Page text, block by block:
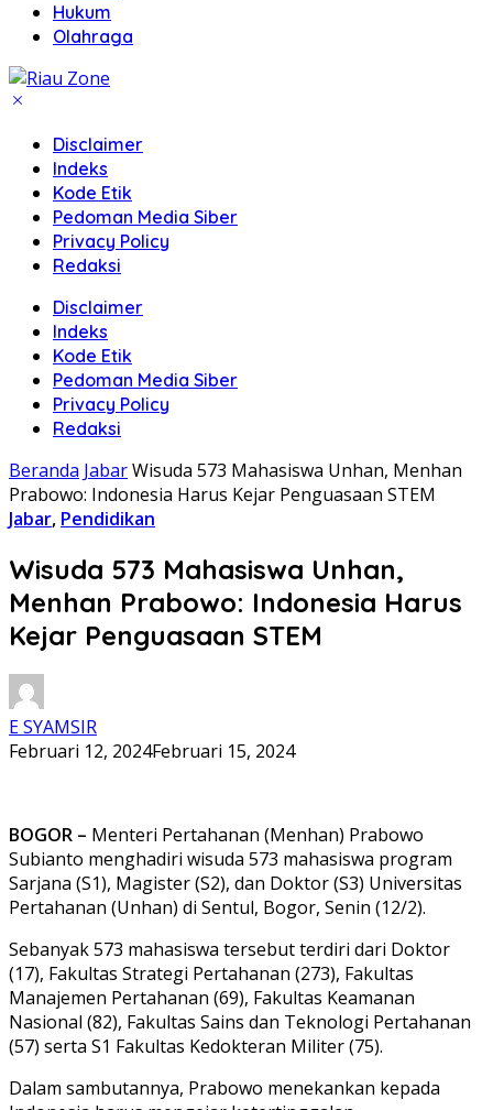
Hukum
Olahraga
Disclaimer
Indeks
Kode Etik
Pedoman Media Siber
Privacy Policy
Redaksi
Disclaimer
Indeks
Kode Etik
Pedoman Media Siber
Privacy Policy
Redaksi
Beranda JabarWisuda 573 Mahasiswa Unhan, Menhan
Prabowo: Indonesia Harus Kejar Penguasaan STEM
Jabar, Pendidikan
Wisuda 573 Mahasiswa Unhan,
Menhan Prabowo: Indonesia Harus
Kejar Penguasaan STEM
E SYAMSIR
Februari 12, 2024Februari 15, 2024
BOGOR – Menteri Pertahanan (Menhan) Prabowo
Subianto menghadiri wisuda 573 mahasiswa program
Sarjana (S1), Magister (S2), dan Doktor (S3) Universitas
Pertahanan (Unhan) di Sentul, Bogor, Senin (12/2).
Sebanyak 573 mahasiswa tersebut terdiri dari Doktor
(17), Fakultas Strategi Pertahanan (273), Fakultas
Manajemen Pertahanan (69), Fakultas Keamanan
Nasional (82), Fakultas Sains dan Teknologi Pertahanan
(57) serta S1 Fakultas Kedokteran Militer (75).
Dalam sambutannya, Prabowo menekankan kepada